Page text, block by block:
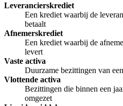
Leverancierskrediet
Een krediet waarbij de
betaalt
Afnemerskrediet
Een krediet waarbij de
levert
Vaste activa
Duurzame bezittingen van
Vlottende activa
Bezittingen die binnen een
omgezet